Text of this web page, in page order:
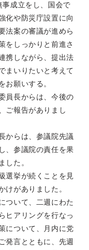
成立をし、国会で
化や防災庁設置に向
法案の審議が進めら
をしっかりと前進さ
携しながら、提出法
まいりたいと考えて
お願いする。
員長からは、今後の
ご報告がありまし
からは、参議院先議
、参議院の責任を果
した。
選挙が続くことを見
けがありました。
ついて、二週にわた
ヒアリングを行なっ
について、月内に党
発言とともに、先週